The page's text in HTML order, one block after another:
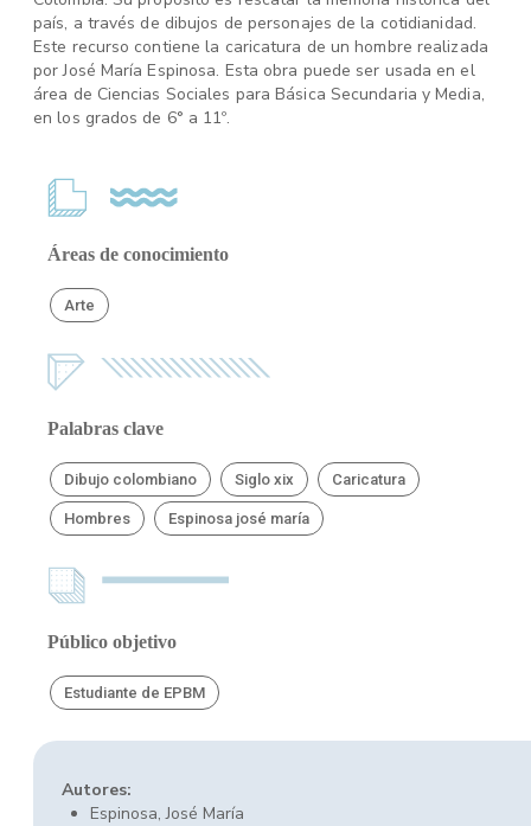
país, a través de dibujos de personajes de la cotidianidad.
Este recurso contiene la caricatura de un hombre realizada
por José María Espinosa. Esta obra puede ser usada en el
área de Ciencias Sociales para Básica Secundaria y Media,
en los grados de 6° a 11º.
Áreas de conocimiento
Arte
Palabras clave
Dibujo colombiano Siglo xix Caricatura
Hombres Espinosa josé maría
Público objetivo
Estudiante de EPBM
Autores:
Espinosa, José María